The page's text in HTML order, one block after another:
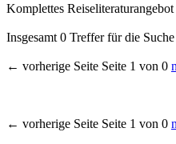
Komplettes Reiseliteraturangebot
Insgesamt 0 Treffer für die
← vorherige Seite Seite 1 von 0
← vorherige Seite Seite 1 von 0